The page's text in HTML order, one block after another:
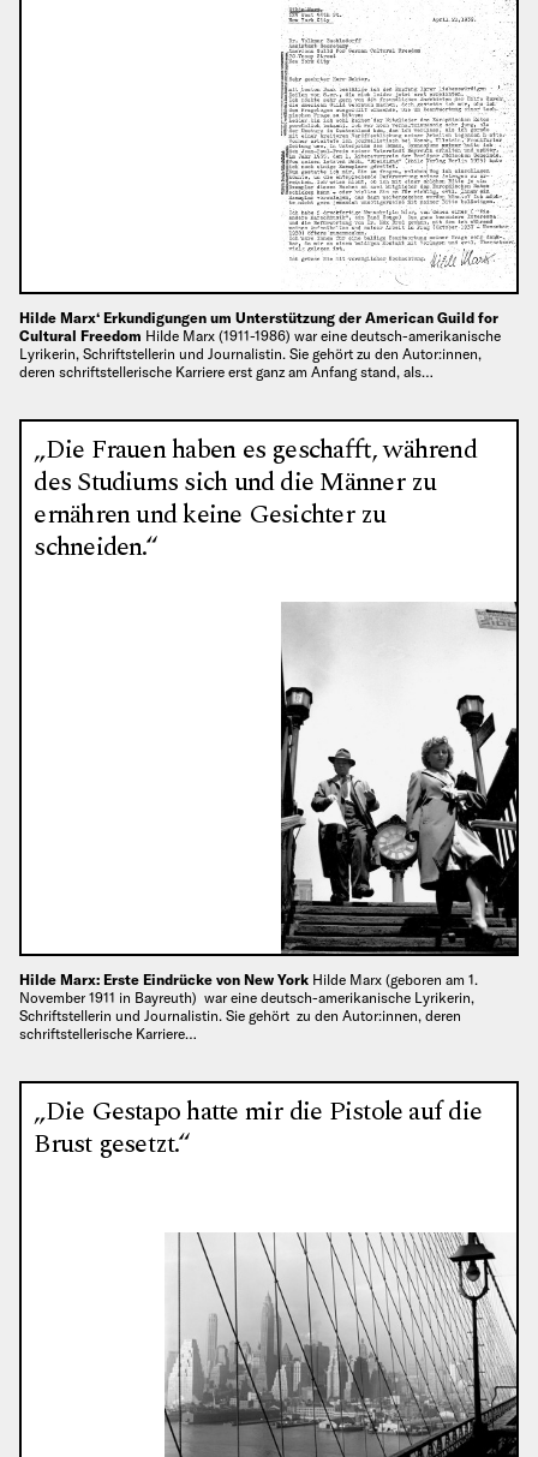
Hilde Marx‘ Erkundigungen um Unterstützung der American Guild for
Cultural Freedom Hilde Marx (1911-1986) war eine deutsch-amerikanische
Lyrikerin, Schriftstellerin und Journalistin. Sie gehört zu den Autor:innen,
deren schriftstellerische Karriere erst ganz am Anfang stand, als…
„Die Frauen haben es geschafft, während
des Studiums sich und die Männer zu
ernähren und keine Gesichter zu
schneiden.“
Hilde Marx: Erste Eindrücke von New York Hilde Marx (geboren am 1.
November 1911 in Bayreuth) war eine deutsch-amerikanische Lyrikerin,
Schriftstellerin und Journalistin. Sie gehört zu den Autor:innen, deren
schriftstellerische Karriere…
„Die Gestapo hatte mir die Pistole auf die
Brust gesetzt.“